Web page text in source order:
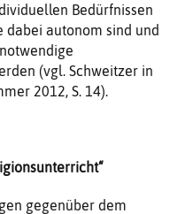
Bedürfnissen
dabei autonom sind und
(vgl. Schweitzer in
2012, S. 14).
gegenüber dem